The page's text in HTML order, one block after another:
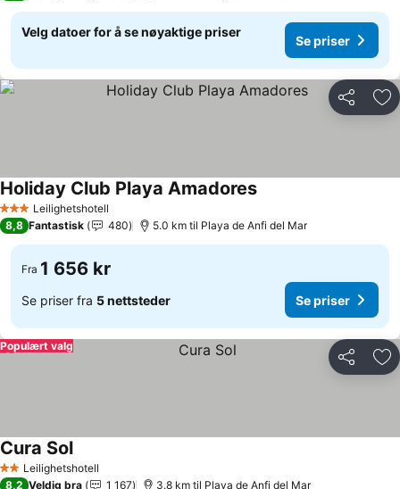
Velg datoer for å se nøyaktige priser
Se priser
Del
3 StjernerLeilighetshotell
Holiday Club Playa Amadores
8,8 Fantastisk 480 5.0 km til Playa de Anfi del Mar
Fra 1 656 kr
Se priser fra 5 nettsteder Se priser
Del
Populært valg
2 StjernerLeilighetshotell
Cura Sol
8,2 Veldig bra 1 167 3.8 km til Playa de Anfi del Mar